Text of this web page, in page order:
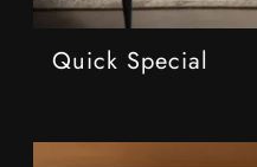
Quick Special